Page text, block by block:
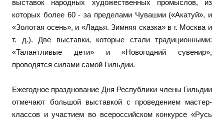
выставок народных художественных промыслов, из
которых более 60 - за пределами Чувашии («Акатуй», и
«Золотая осень», и «Ладья. Зимняя сказка» в г. Москва и
т. д.). Две выставки, которые стали традиционными:
«Талантливые дети» и «Новогодний сувенир»,
проводятся силами самой Гильдии.
Ежегодное празднование Дня Республики члены Гильдии
отмечают большой выставкой с проведением мастер-
классов и участием во всероссийском конкурсе «Русь